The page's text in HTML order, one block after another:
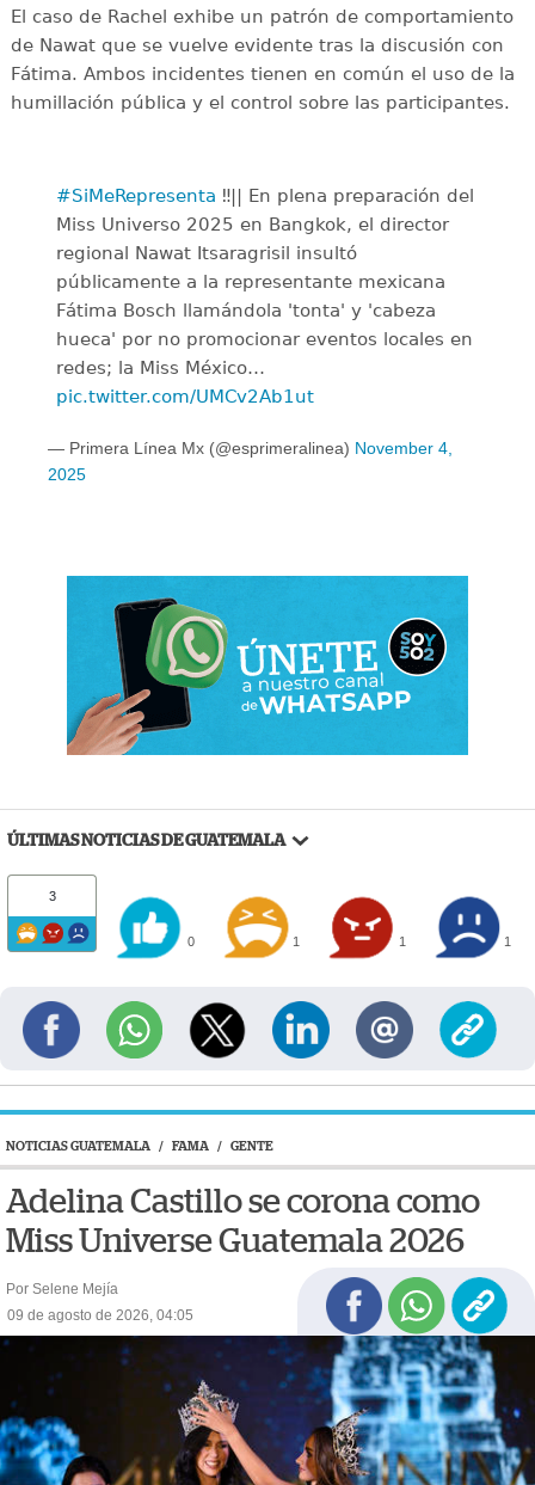
El caso de Rachel exhibe un patrón de comportamiento
de Nawat que se vuelve evidente tras la discusión con
Fátima. Ambos incidentes tienen en común el uso de la
humillación pública y el control sobre las participantes.
#SiMeRepresenta ‼️|| En plena preparación del
Miss Universo 2025 en Bangkok, el director
regional Nawat Itsaragrisil insultó
públicamente a la representante mexicana
Fátima Bosch llamándola 'tonta' y 'cabeza
hueca' por no promocionar eventos locales en
redes; la Miss México…
pic.twitter.com/UMCv2Ab1ut
— Primera Línea Mx (@esprimeralinea) November 4,
2025
ÚLTIMAS NOTICIAS DE GUATEMALA
3
0 1 1 1
NOTICIAS GUATEMALA / FAMA / GENTE
Adelina Castillo se corona como
Miss Universe Guatemala 2026
Por Selene Mejía
09 de agosto de 2026, 04:05